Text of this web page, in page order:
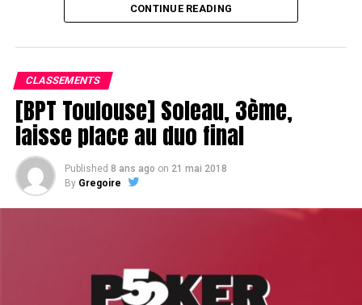
Le champagne va réchauffer si les deux finalistes ne se décident pas !
CONTINUE READING
CLASSEMENTS
[BPT Toulouse] Soleau, 3ème,
laisse place au duo final
Published 8 ans ago on 21 mai 2018
By Gregoire